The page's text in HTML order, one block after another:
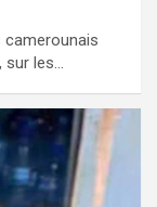
camerounais
sur les…